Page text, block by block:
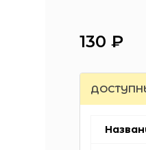
130 ₽